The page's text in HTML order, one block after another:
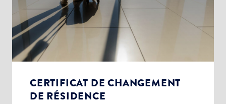
CERTIFICAT DE CHANGEMENT
DE RÉSIDENCE